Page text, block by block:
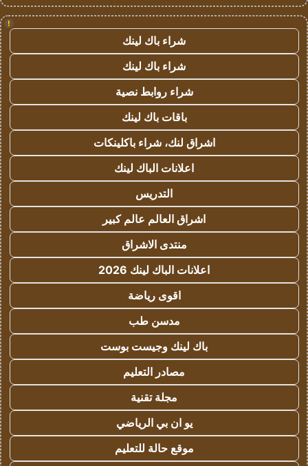
!
شراء باك لينك
شراء باك لينك
شراء روابط نصية
باقات باك لينك
اشراق لنك، شراء باكلينكات
اعلانات الباك لينك
التدريس
اشراق العالم عالم كبير
منتدى الاشراق
اعلانات الباك لينك 2026
اقوى رياضة
مدسن طب
باك لينك وجيست بوست
مصادر التعليم
مجلة تقنية
يو ان بي الرياضي
موقع حالة للتعليم